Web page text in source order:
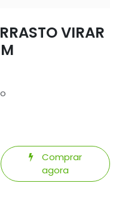
VIRAR
Comprar
agora